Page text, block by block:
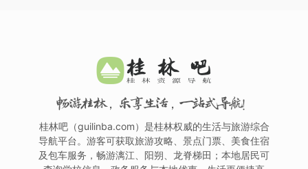
畅游桂林，乐享生活，一站式导航！
桂林吧（guilinba.com）是桂林权威的生活与旅游综合
导航平台。游客可获取旅游攻略、景点门票、美食住宿
及包车服务，畅游漓江、阳朔、龙脊梯田；本地居民可